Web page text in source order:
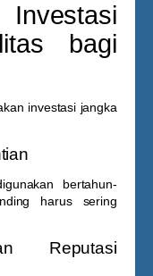
bagi
investasi jangka
bertahun-
harus sering
Reputasi